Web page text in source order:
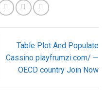
Table Plot And Populate
Cassino playfrumzi.com/ —
OECD country Join Now